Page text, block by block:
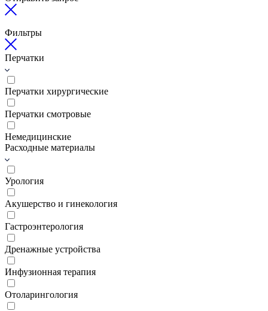
Фильтры
Перчатки
Перчатки хирургические
Перчатки смотровые
Немедицинские
Расходные материалы
Урология
Акушерство и гинекология
Гастроэнтерология
Дренажные устройства
Инфузионная терапия
Отоларингология